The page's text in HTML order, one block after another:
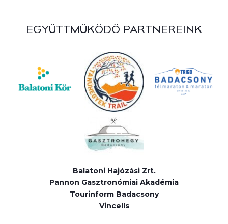
EGYÜTTMŰKÖDŐ PARTNEREINK
Balatoni Hajózási Zrt.
Pannon Gasztronómiai Akadémia
Tourinform Badacsony
Vincells